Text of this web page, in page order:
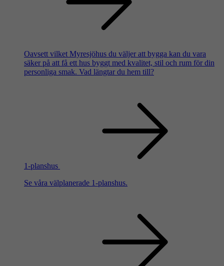
Oavsett vilket Myresjöhus du väljer att bygga kan du vara
säker på att få ett hus byggt med kvalitet, stil och rum för din
personliga smak. Vad längtar du hem till?
1-planshus
Se våra välplanerade 1-planshus.